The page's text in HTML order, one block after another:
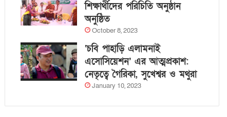
শিক্ষার্থীদের পরিচিতি অনুষ্ঠান
অনুষ্ঠিত
October 8, 2023
‘চবি পাহাড়ি এলামনাই
এসোসিয়েশন’ এর আত্মপ্রকাশ:
নেতৃত্বে গৈরিকা, সুখেশ্বর ও মথুরা
January 10, 2023